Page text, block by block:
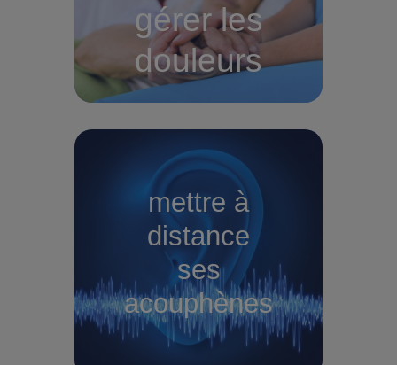
gérer les
douleurs
mettre à
distance
ses
acouphènes